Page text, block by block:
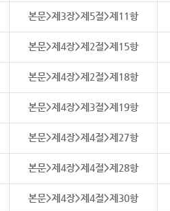
본문>제3장>제5절>제11항
본문>제4장>제2절>제15항
본문>제4장>제2절>제18항
본문>제4장>제3절>제19항
본문>제4장>제4절>제27항
본문>제4장>제4절>제28항
본문>제4장>제4절>제30항